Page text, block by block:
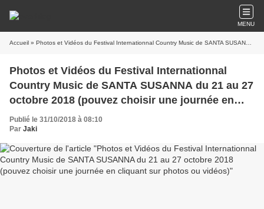
MENU
Accueil » Photos et Vidéos du Festival Internationnal Country Music de SANTA SUSANNA du 21 au 27 octobre 2018 (pouvez choisir une journée en cliquant sur photos ou vidéos)
Photos et Vidéos du Festival Internationnal
Country Music de SANTA SUSANNA du 21 au 27
octobre 2018 (pouvez choisir une journée en
cliquant sur photos ou vidéos)
Publié le 31/10/2018 à 08:10
Par Jaki